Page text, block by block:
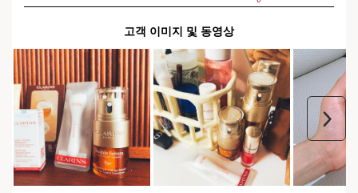
자세히 보기
세트 구성품:
더블세럼 아이 하이드로리피딕 시스템 글로벌 에이지
디파잉 콘센트레이트
다크서클과 눈가 주름을 한 번에 더블 케어 *주름 개선
기능성
20 ml